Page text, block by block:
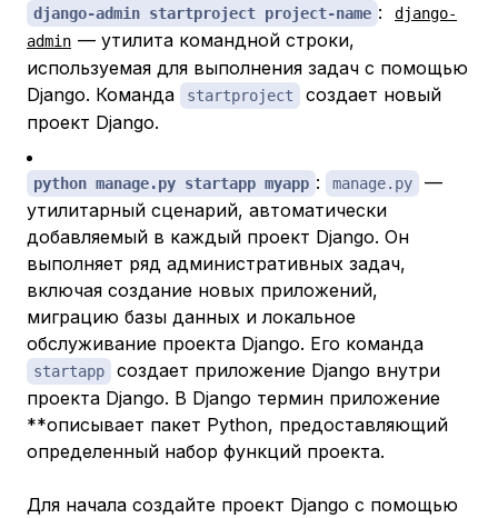
django-admin startproject project-name :
django-
admin — утилита командной строки,
используемая для выполнения задач с помощью
Django. Команда
startproject
создает новый
проект Django.
python manage.py startapp myapp : manage.py
—
утилитарный сценарий, автоматически
добавляемый в каждый проект Django. Он
выполняет ряд административных задач,
включая создание новых приложений,
миграцию базы данных и локальное
обслуживание проекта Django. Его команда
startapp
создает приложение Django внутри
проекта Django. В Django термин приложение
**описывает пакет Python, предоставляющий
определенный набор функций проекта.
Для начала создайте проект Django с помощью